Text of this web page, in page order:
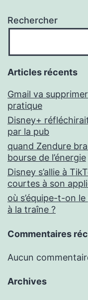
Rechercher
Articles récents
Gmail va
pratique
Disney+
par la pub
quand Zendure
bourse de l’énergie
Disney s’allie à
courtes à son
où s’équipe-t-on
à la traîne ?
Commentaires
Aucun
Archives